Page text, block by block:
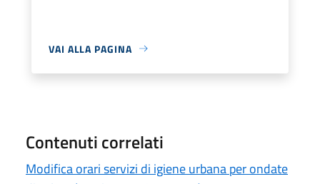
VAI ALLA PAGINA
Contenuti correlati
Modifica orari servizi di igiene urbana per ondate